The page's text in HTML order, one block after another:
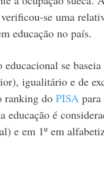
se uma
educação no país.
se
igualitário e de
ranking do PISA
educação é
e em 1º em